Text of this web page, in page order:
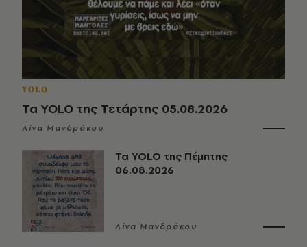
YOLO
Τα YOLO της Τετάρτης 05.08.2026
Λίνα Μανδράκου
Τα YOLO της Πέμπτης
06.08.2026
Λίνα Μανδράκου